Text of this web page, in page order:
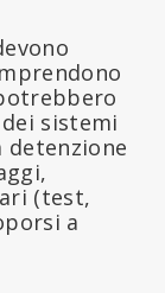
sistemi
detenzione
(test,
a